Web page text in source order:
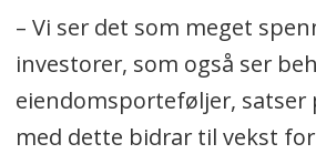
– Vi ser det som meget
investorer, som også ser
eiendomsporteføljer, satser
med dette bidrar til vekst